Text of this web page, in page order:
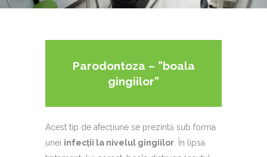
Parodontoza – ”boala
gingiilor”
Acest tip de afecțiune se prezintă sub forma
unei infecții la nivelul gingiilor . În lipsa